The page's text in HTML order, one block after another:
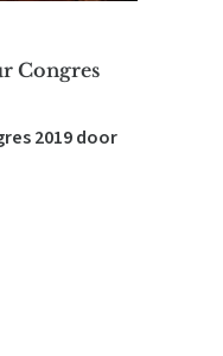
Congres
2019 door